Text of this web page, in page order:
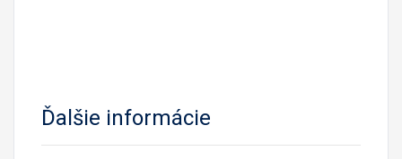
Ďalšie informácie